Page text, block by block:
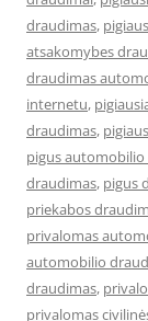
draudimas,
atsakomybes
draudimas
internetu,
draudimas,
pigus
draudimas, pigus
priekabos
privalomas
automobilio
draudimas,
privalomas